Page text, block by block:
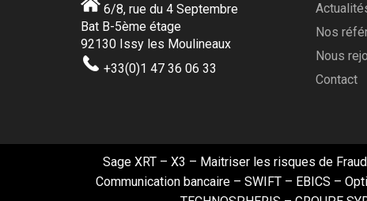
6/8, rue du 4 Septembre
Bat B-5ème étage
92130 Issy les Moulineaux
+33(0)1 47 36 06 33
Nos
Nous
Contact
Sage XRT– X3 – Maitriser les risques de
Communication bancaire – SWIFT – EBICS –